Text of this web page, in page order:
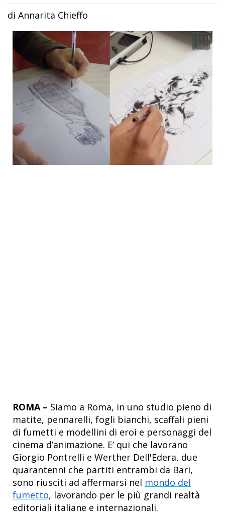
di Annarita Chieffo
ROMA – Siamo a Roma, in uno studio pieno di
matite, pennarelli, fogli bianchi, scaffali pieni
di fumetti e modellini di eroi e personaggi del
cinema d’animazione. E’ qui che lavorano
Giorgio Pontrelli e Werther Dell'Edera, due
quarantenni che partiti entrambi da Bari,
sono riusciti ad affermarsi nel mondo del
fumetto, lavorando per le più grandi realtà
editoriali italiane e internazionali.